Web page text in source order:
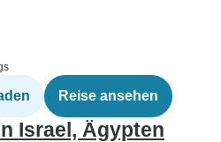
Reise ansehen
Israel, Ägypten